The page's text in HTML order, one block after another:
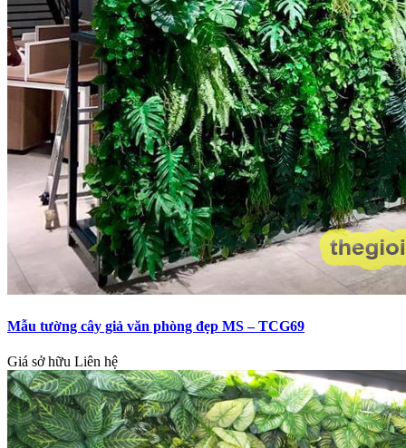
Mẫu tường cây giả văn phòng đẹp MS – TCG69
Giá sở hữu Liên hệ